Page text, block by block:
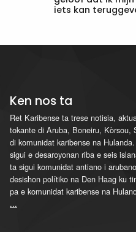
iets kan
Ken nos ta
Ret Karibense ta trese notisia,
tokante di Aruba, Boneiru,
di komunidat karibense na
sigui e desaroyonan riba e seis
ta sigui komunidat antiano i
desishon polítiko na Den Haag ku
pa e komunidat karibense na
...